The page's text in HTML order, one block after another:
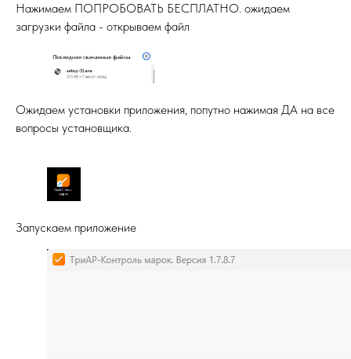
Нажимаем ПОПРОБОВАТЬ БЕСПЛАТНО. ожидаем
загрузки файла - открываем файл
Ожидаем установки приложения, попутно нажимая ДА на все
вопросы установщика.
Запускаем приложение